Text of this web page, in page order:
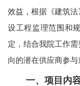
效益，根据《建筑
设工程监理范围和
定，结合我院工作
向的潜在供应商参与
一、项目内